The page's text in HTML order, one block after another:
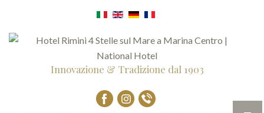
Innovazione & Tradizione dal 1903